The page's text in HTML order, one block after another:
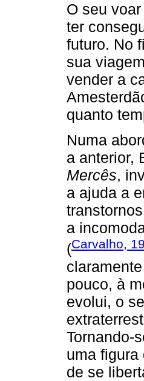
O seu
ter
futuro. No
sua
vender a
quanto
Numa
a anterior,
Mercês,
a ajuda a
a
(Carvalho,
pouco, à
evolui, o
Tornando-
uma figura
de se